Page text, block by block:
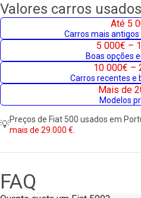
Valores carros usados
Até 5
Carros mais
5 000€ –
Boas opções
10 000€ –
Carros recentes e
Mais de
Modelos
💡Preços de Fiat 500 usados em
mais de 29.000 €.
FAQ